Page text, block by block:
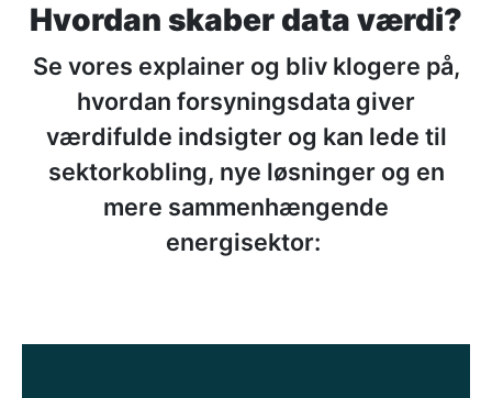
Hvordan skaber data værdi?
Se vores explainer og bliv klogere på,
hvordan forsyningsdata giver
værdifulde indsigter og kan lede til
sektorkobling, nye løsninger og en
mere sammenhængende
energisektor: